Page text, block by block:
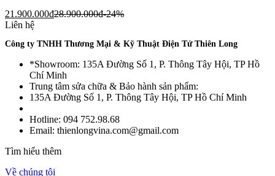
21.900.000đ28.900.000đ-24%
Liên hệ
Công ty TNHH Thương Mại & Kỹ Thuật Điện Tử Thiên Long
*Showroom: 135A Đường Số 1, P. Thông Tây Hội, TP Hồ
Chí Minh
Trung tâm sửa chữa & Bảo hành sản phẩm:
135A Đường Số 1, P. Thông Tây Hội, TP Hồ Chí Minh
Hotline: 094 752.98.68
Email: thienlongvina.com@gmail.com
Tìm hiểu thêm
Về chúng tôi